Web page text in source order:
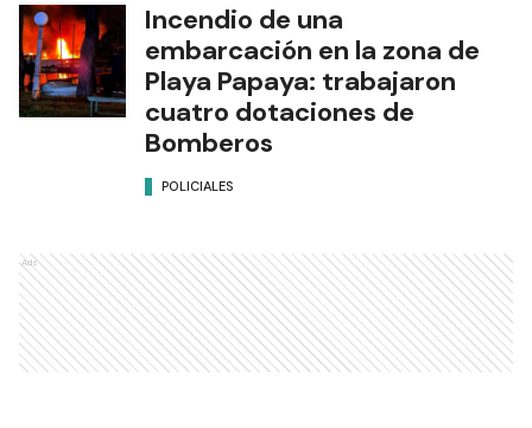
Incendio de una
embarcación en la zona de
Playa Papaya: trabajaron
cuatro dotaciones de
Bomberos
POLICIALES
Ads